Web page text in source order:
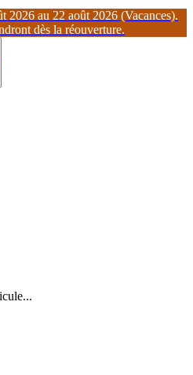
2026 au 22 août 2026 (Vacances).
dès la réouverture.